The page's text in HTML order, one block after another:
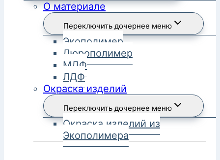
О материале
Переключить дочернее меню
Экополимер
Дюрополимер
МДФ
ЛДФ
Окраска изделий
Переключить дочернее меню
Окраска изделий из
Экополимера